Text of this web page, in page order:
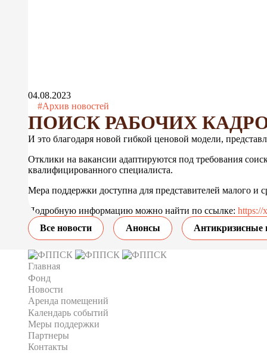
04.08.2023
#Архив новостей
ПОИСК РАБОЧИХ
И это благодаря новой гибкой ценовой модели,
Отклики на вакансии адаптируются под требования
квалифицированного специалиста.
Мера поддержки доступна для представителей малого и
Подробную информацию можно найти по ссылке:https://
Все новости
Анонсы Антикризисные
Главная
Фонд
Новости
Аренда помещений
Календарь событий
Меры поддержки
Партнеры
Контакты